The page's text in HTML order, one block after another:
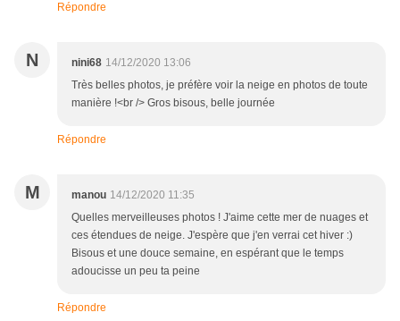
Répondre
N nini68 14/12/2020 13:06
Très belles photos, je préfère voir la neige en photos de toute
manière !<br /> Gros bisous, belle journée
Répondre
M manou 14/12/2020 11:35
Quelles merveilleuses photos ! J'aime cette mer de nuages et
ces étendues de neige. J'espère que j'en verrai cet hiver :)
Bisous et une douce semaine, en espérant que le temps
adoucisse un peu ta peine
Répondre